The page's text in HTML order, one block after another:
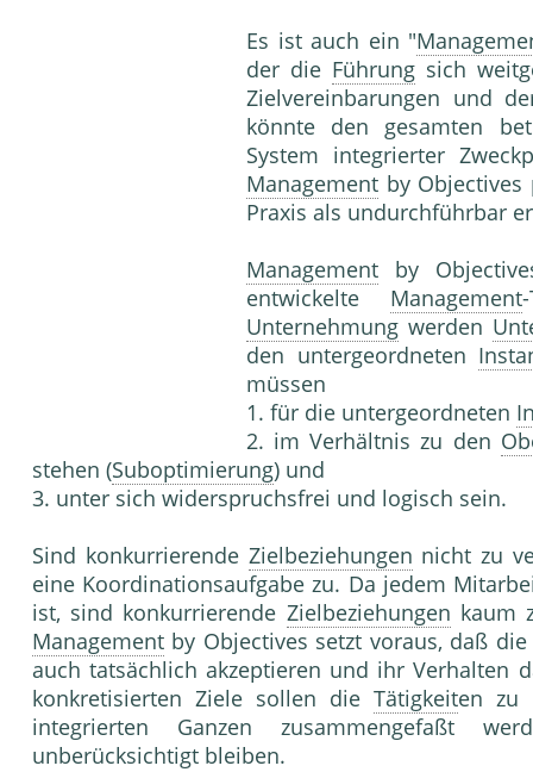
Es ist auch ein "
der die Führung sich
Zielvereinbarungen und
könnte den gesamten
System integrierter
Management by
Praxis als undurchführbar
Management by
entwickelte Management
Unternehmung werden
den untergeordneten
müssen
1. für die untergeordneten
2. im Verhältnis zu den
stehen (Suboptimierung) und
3. unter sich widerspruchsfrei und logisch sein.
Sind konkurrierende Zielbeziehungen nicht zu
eine Koordinationsaufgabe zu. Da jedem
ist, sind konkurrierende Zielbeziehungen kaum
Management by Objectives setzt voraus, daß
auch tatsächlich akzeptieren und ihr Verhalten
konkretisierten Ziele sollen die Tätigkeiten zu
integrierten Ganzen zusammengefaßt
unberücksichtigt bleiben.